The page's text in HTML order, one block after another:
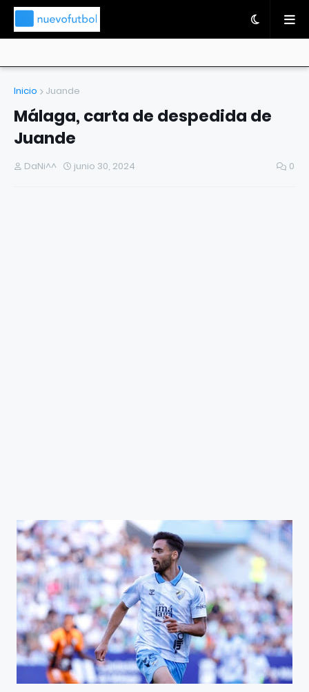
Inicio Juande
Málaga, carta de despedida de
Juande
DaNi^^ junio 30, 2024 0